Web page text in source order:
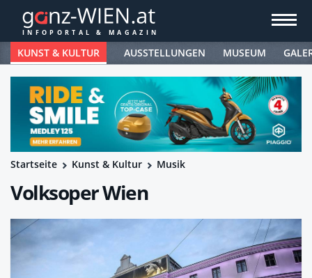
KUNST & KULTUR AUSSTELLUNGEN MUSEUM
Startseite Kunst & Kultur Musik
Volksoper Wien